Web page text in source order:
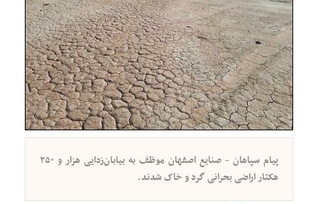
پیام سپاهان - صنایع اصفهان موظف به بیابان‌زدایی هزار و ۲۵۰
هکتار اراضی بحرانی گرد و خاک شدند.